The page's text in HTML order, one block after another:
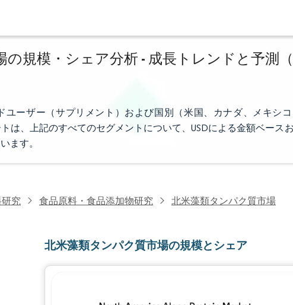
規模・シェア分析 - 成長トレンドと予測
ユーザー（サプリメント）および国別（米国、カナダ、メキシ
は、上記のすべてのセグメントについて、USDによる金額ベース
ます。
究 食品原料・食品添加物研究 北米藻類タンパク質市場
北米藻類タンパク質市場の規模とシェア